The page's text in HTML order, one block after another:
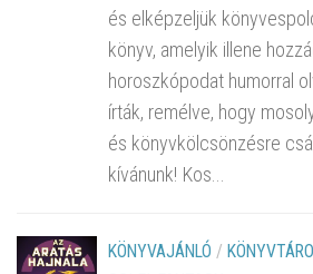
és elképzeljük
könyv, amelyik illene
horoszkópodat humorral
írták, remélve, hogy
és könyvkölcsönzésre
kívánunk! Kos...
KÖNYVAJÁNLÓ /